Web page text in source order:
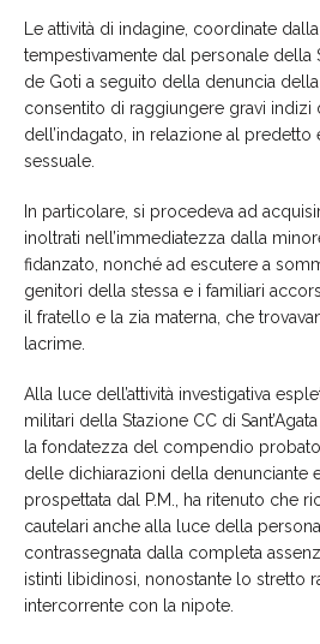
Le attività di indagine, coordinate
tempestivamente dal personale della
de Goti a seguito della denuncia
consentito di raggiungere gravi
dell’indagato, in relazione al
sessuale.
In particolare, si procedeva ad
inoltrati nell’immediatezza dalla
fidanzato, nonché ad escutere a
genitori della stessa e i familiari
il fratello e la zia materna, che
lacrime.
Alla luce dell’attività investigativa
militari della Stazione CC di
la fondatezza del compendio
delle dichiarazioni della denunciante
prospettata dal P.M., ha ritenuto che
cautelari anche alla luce della
contrassegnata dalla completa
istinti libidinosi, nonostante lo stretto
intercorrente con la nipote.